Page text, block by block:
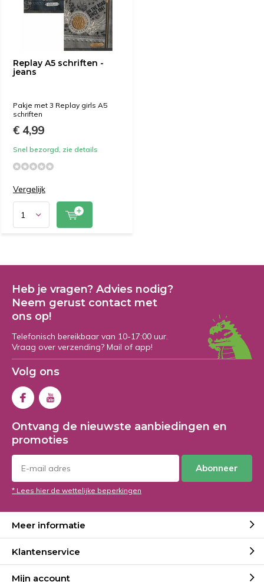
Replay A5 schriften -
jeans
Pakje met 3 Replay girls A5
schriften
€ 4,99
Snel bezorgd, zie details
Vergelijk
Heb je vragen? Advies nodig?
Neem gerust contact met
ons op!
Telefonisch bereikbaar van 10-17:00 uur.
Vraag over verzending? Mail of app!
Volg ons
Ontvang de nieuwste aanbiedingen en
promoties
Abonneer
* Lees hier de wettelijke beperkingen
Meer informatie
Klantenservice
Mijn account